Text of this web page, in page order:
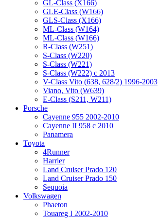
GL-Class (X166)
GLE-Class (W166)
GLS-Class (X166)
ML-Class (W164)
ML-Class (W166)
R-Class (W251)
S-Class (W220)
S-Class (W221)
S-Class (W222) с 2013
V-Class Vito (638, 628/2) 1996-2003
Viano, Vito (W639)
Е-Class (S211, W211)
Porsche
Cayenne 955 2002-2010
Cayenne II 958 с 2010
Panamera
Toyota
4Runner
Harrier
Land Cruiser Prado 120
Land Cruiser Prado 150
Sequoia
Volkswagen
Phaeton
Touareg I 2002-2010